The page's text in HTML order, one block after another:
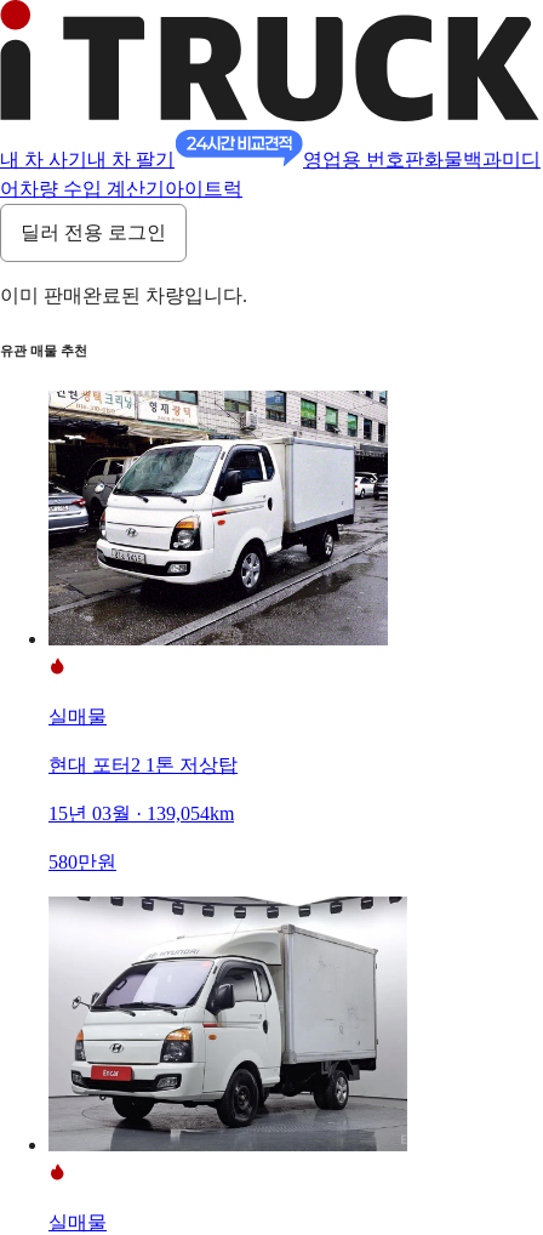
내 차 사기 내 차 팔기 영업용 번호판화물백과미디
어 차량 수입 계산기 아이트럭
딜러 전용 로그인
이미 판매완료된 차량입니다.
유관 매물 추천
실매물
현대 포터2 1톤 저상탑
15년 03월 · 139,054km
580만원
실매물